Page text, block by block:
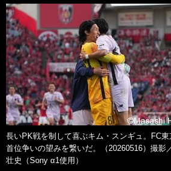
長いPK戦を制して喜ぶキム・スンギュ。FC東
首位争いの望みを繋いだ。（20260516）撮影
壮史（Sony α1使用）